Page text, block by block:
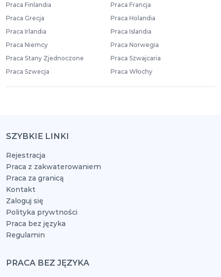
Praca Finlandia
Praca Francja
Praca Grecja
Praca Holandia
Praca Irlandia
Praca Islandia
Praca Niemcy
Praca Norwegia
Praca Stany Zjednoczone
Praca Szwajcaria
Praca Szwecja
Praca Włochy
SZYBKIE LINKI
Rejestracja
Praca z zakwaterowaniem
Praca za granicą
Kontakt
Zaloguj się
Polityka prywtności
Praca bez języka
Regulamin
PRACA BEZ JĘZYKA